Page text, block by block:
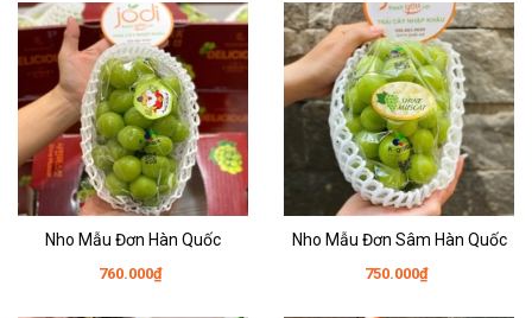
Nho Mẫu Đơn Hàn Quốc
760.000₫
Nho Mẫu Đơn Sâm Hàn Quốc
750.000₫